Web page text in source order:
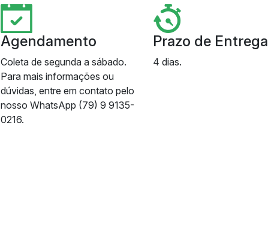
Agendamento
Coleta de segunda a sábado.
Para mais informações ou
dúvidas, entre em contato pelo
nosso WhatsApp (79) 9 9135-
0216.
Prazo de Entrega
4 dias.